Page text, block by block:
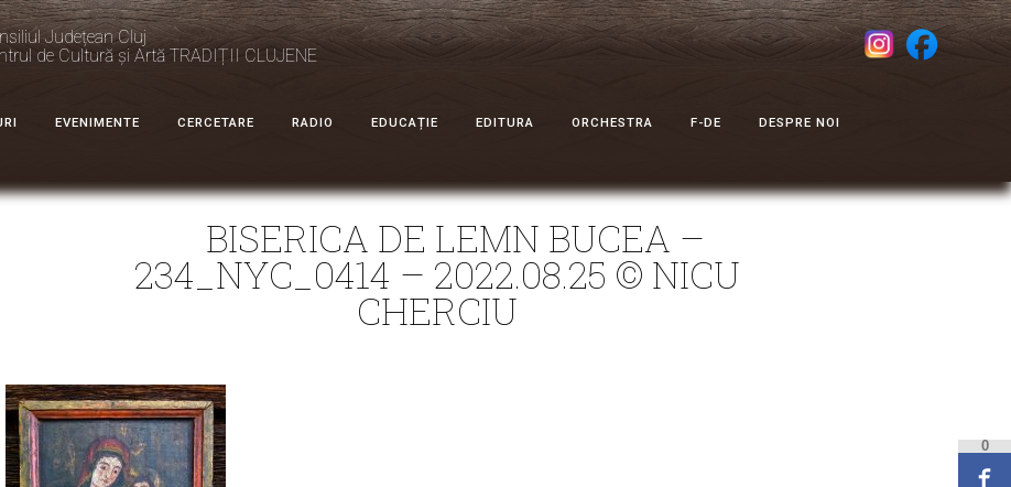
Județean Cluj
de Cultură și Artă TRADIȚII CLUJENE
EVENIMENTE CERCETARE RADIO EDUCAȚIE EDITURA ORCHESTRA F-DE DESPRE NOI
BISERICA DE LEMN BUCEA –
234_NYC_0414 – 2022.08.25 © NICU
CHERCIU
0